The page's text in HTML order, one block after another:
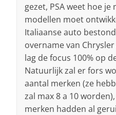
gezet, PSA weet hoe
modellen moet
Italiaanse auto
overname van
lag de focus 100% op
Natuurlijk zal er fors
aantal merken (ze
zal max 8 a 10
merken hadden al